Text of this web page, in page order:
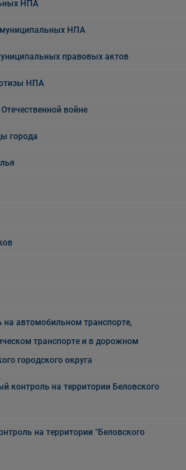
НПА
НПА
правовых актов
НПА
войне
города
автомобильном транспорте,
транспорте и в дорожном
городского округа
на территории Беловского
на территории "Беловского